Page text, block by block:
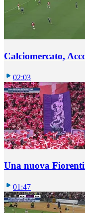
Calciomercato,
02:03
Una nuova
01:47